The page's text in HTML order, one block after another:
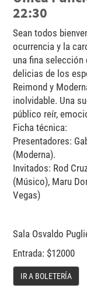
22:30
Sean todos
ocurrencia y la
una fina
delicias de los
Reimond y
inolvidable. Una
público reír,
Ficha técnica:
Presentadores:
(Moderna).
Invitados: Rod
(Músico), Maru
Vegas)
Sala Osvaldo
Entrada: $12000
IR A BOLETERÍA